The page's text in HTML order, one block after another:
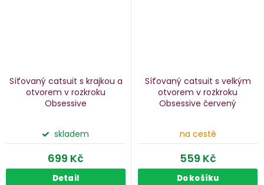
Síťovaný catsuit s krajkou a
otvorem v rozkroku
Obsessive
skladem
699 Kč
Detail
Síťovaný catsuit s velkým
otvorem v rozkroku
Obsessive červený
na cestě
559 Kč
Do košíku